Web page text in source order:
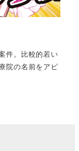
件。比較的若い
院の名前をアピ